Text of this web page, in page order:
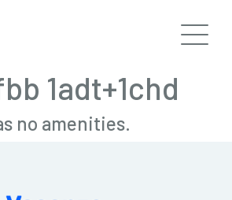
1adt+1chd
no amenities.